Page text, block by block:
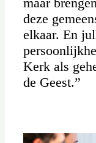
deze
elkaar. En
Kerk als
de Geest.”